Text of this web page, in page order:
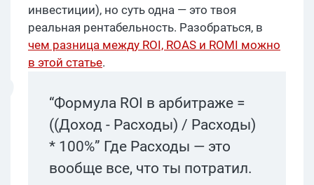
инвестиции), но суть одна — это твоя
реальная рентабельность. Разобраться, в
чем разница между ROI, ROAS и ROMI можно
в этой статье.
“Формула ROI в арбитраже =
((Доход - Расходы) / Расходы)
* 100%” Где Расходы — это
вообще все, что ты потратил.